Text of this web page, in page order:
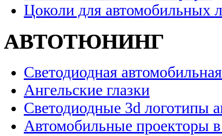
Цоколи для автомобильных
АВТОТЮНИНГ
Светодиодная
Ангельские глазки
Светодиодные 3d логотипы
Автомобильные проекторы